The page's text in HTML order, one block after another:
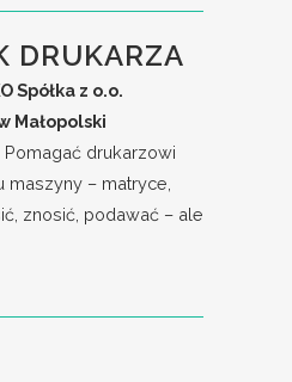
DRUKARZA
Spółka z o.o.
Małopolski
drukarzowi
– matryce,
znosić, podawać – ale